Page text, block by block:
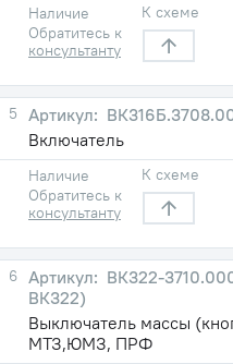
Наличие
Обратитесь к
консультанту
К схеме
5
Включатель
Наличие
Обратитесь к
консультанту
К схеме
6
ВК322-
ВК322)
Выключатель массы
МТЗ,ЮМЗ, ПРФ